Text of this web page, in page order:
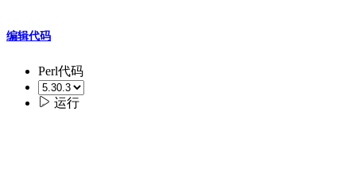
编辑代码
Perl代码
 运行